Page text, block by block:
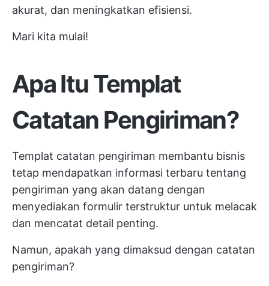
akurat, dan meningkatkan efisiensi.
Mari kita mulai!
Apa Itu Templat
Catatan Pengiriman?
Templat catatan pengiriman membantu bisnis
tetap mendapatkan informasi terbaru tentang
pengiriman yang akan datang dengan
menyediakan formulir terstruktur untuk melacak
dan mencatat detail penting.
Namun, apakah yang dimaksud dengan catatan
pengiriman?